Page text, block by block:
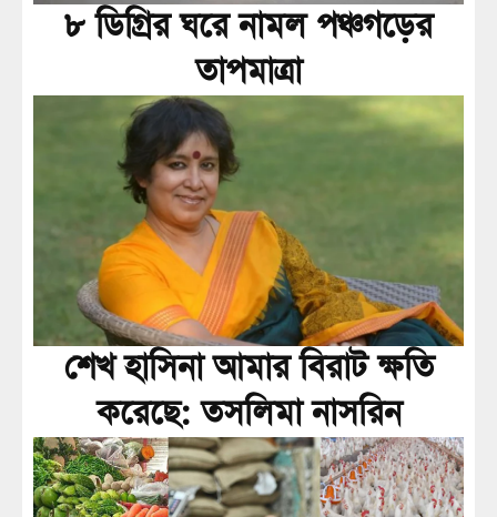
৮ ডিগ্রির ঘরে নামল পঞ্চগড়ের
তাপমাত্রা
শেখ হাসিনা আমার বিরাট ক্ষতি
করেছে: তসলিমা নাসরিন